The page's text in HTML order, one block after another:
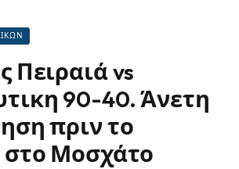
Πειραιά vs
90-40. Άνετη
πριν το
στο Μοσχάτο